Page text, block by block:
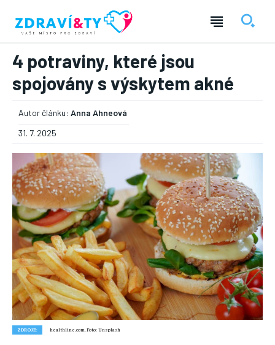
― REKLAMA ―
Nic není tak důležité, jako vaše zdraví.
Náš web nabízí komplexní informace a rady pro zdravý životní
styl, zahrnující nejnovější poznatky o různých onemocněních,
4 potraviny, které jsou
spojovány s výskytem akné
Autor článku: Anna Ahneová
31. 7. 2025
ZDROJE: healthline.com, Foto: Unsplash